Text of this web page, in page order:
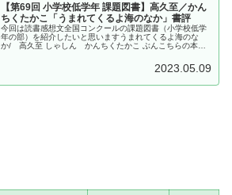
【第69回 小学校低学年 課題図書】高久至／かん
ちくたかこ「うまれてくるよ海のなか」書評
今回は読書感想文全国コンクールの課題図書（小学校低学
年の部）を紹介したいと思いますうまれてくるよ海のな
か/ 高久至 しゃしん かんちくたかこ ぶんこちらの本
2023.05.09